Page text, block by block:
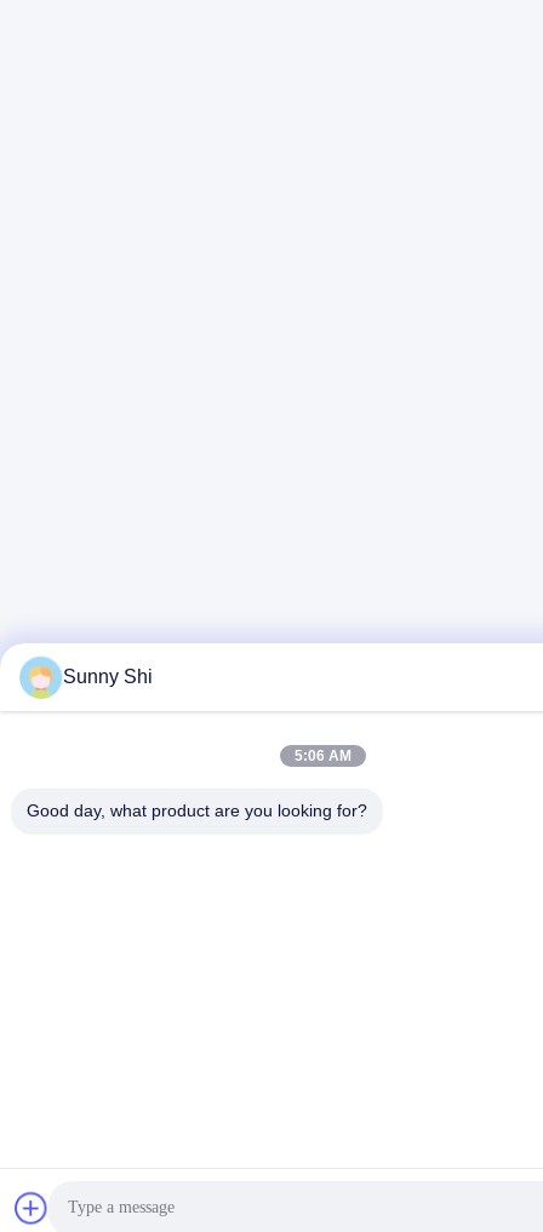
Sunny Shi
5:06 AM
Good day, what product are you looking for?